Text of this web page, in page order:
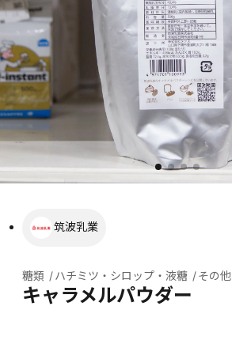
筑波乳業
糖類 ハチミツ・シロップ・液糖 その他
キャラメルパウダー